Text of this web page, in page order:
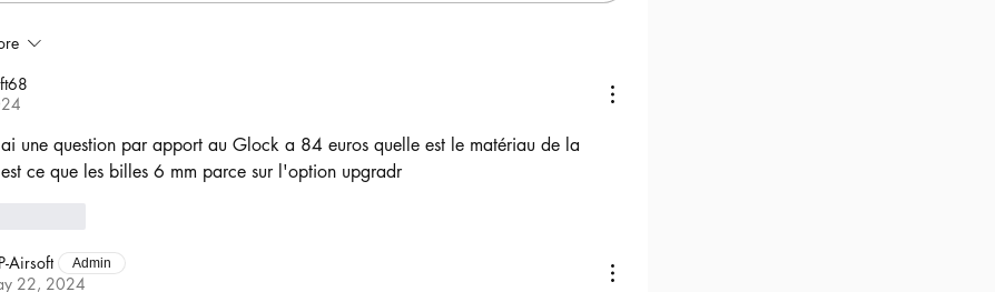
une question par apport au Glock a 84 euros quelle est le matériau de la
ce que les billes 6 mm parce sur l'option upgradr
Airsoft Admin
22, 2024